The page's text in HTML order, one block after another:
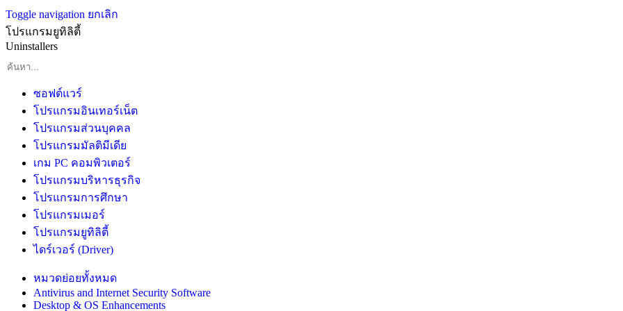
Toggle navigation ยกเลิก
โปรแกรมยูทิลิตี้
Uninstallers
ซอฟต์แวร์
โปรแกรมอินเทอร์เน็ต
โปรแกรมส่วนบุคคล
โปรแกรมมัลติมีเดีย
เกม PC คอมพิวเตอร์
โปรแกรมบริหารธุรกิจ
โปรแกรมการศึกษา
โปรแกรมเมอร์
โปรแกรมยูทิลิตี้
ไดร์เวอร์ (Driver)
หมวดย่อยทั้งหมด
Antivirus and Internet Security Software
Desktop & OS Enhancements